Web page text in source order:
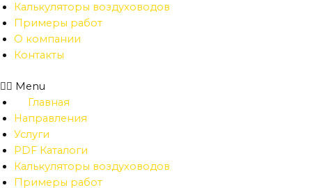
Калькуляторы воздуховодов
Примеры работ
О компании
Контакты
Menu
Главная
Направления
Услуги
PDF Каталоги
Калькуляторы воздуховодов
Примеры работ